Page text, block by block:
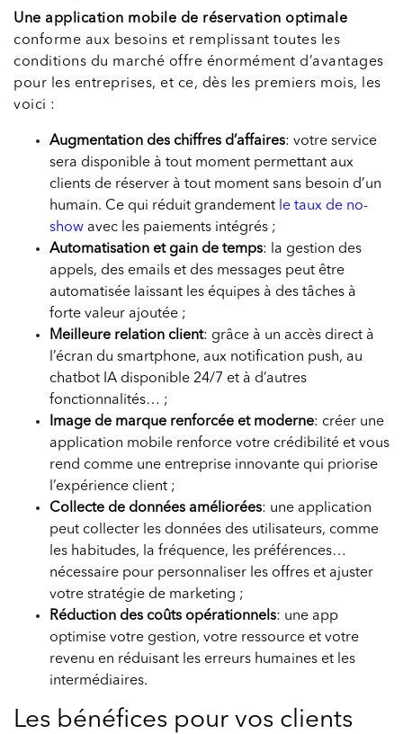
Une application mobile de réservation optimale
conforme aux besoins et remplissant toutes les
conditions du marché offre énormément d’avantages
pour les entreprises, et ce, dès les premiers mois, les
voici :
Augmentation des chiffres d’affaires: votre service
sera disponible à tout moment permettant aux
clients de réserver à tout moment sans besoin d’un
humain. Ce qui réduit grandement le taux de no-
show avec les paiements intégrés ;
Automatisation et gain de temps: la gestion des
appels, des emails et des messages peut être
automatisée laissant les équipes à des tâches à
forte valeur ajoutée ;
Meilleure relation client: grâce à un accès direct à
l’écran du smartphone, aux notification push, au
chatbot IA disponible 24/7 et à d’autres
fonctionnalités… ;
Image de marque renforcée et moderne: créer une
application mobile renforce votre crédibilité et vous
rend comme une entreprise innovante qui priorise
l’expérience client ;
Collecte de données améliorées: une application
peut collecter les données des utilisateurs, comme
les habitudes, la fréquence, les préférences…
nécessaire pour personnaliser les offres et ajuster
votre stratégie de marketing ;
Réduction des coûts opérationnels: une app
optimise votre gestion, votre ressource et votre
revenu en réduisant les erreurs humaines et les
intermédiaires.
Les bénéfices pour vos clients